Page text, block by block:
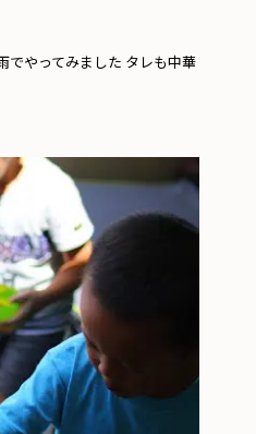
でやってみました タレも中華